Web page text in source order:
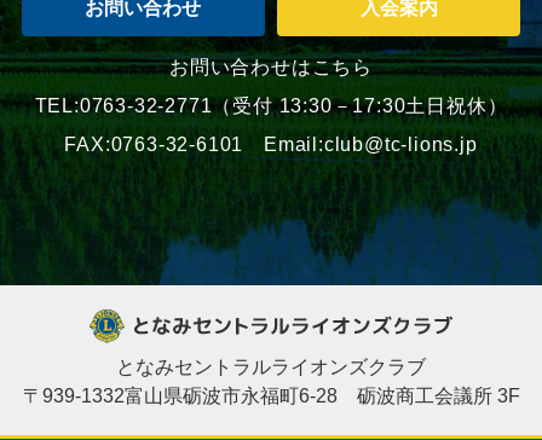
お問い合わせ 入会案内
お問い合わせはこちら
TEL:0763-32-2771（受付 13:30－17:30土日祝休）
FAX:0763-32-6101 Email:club@tc-lions.jp
となみセントラルライオンズクラブ
〒939-1332富山県砺波市永福町6-28 砺波商工会議所 3F